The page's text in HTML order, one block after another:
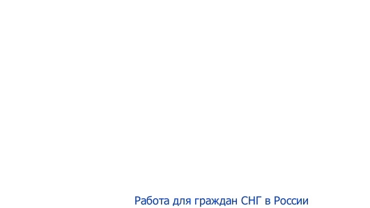
Работа для граждан СНГ в России